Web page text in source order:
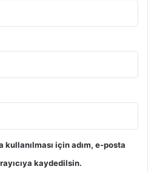
kullanılması için adım, e-posta
kaydedilsin.